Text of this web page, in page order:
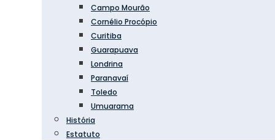
Campo Mourão
Cornélio Procópio
Curitiba
Guarapuava
Londrina
Paranavaí
Toledo
Umuarama
História
Estatuto